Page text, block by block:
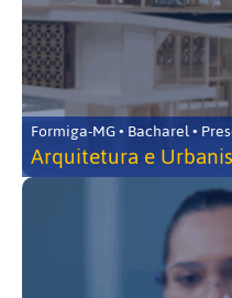
Formiga-MG • Bacharel •
Arquitetura e